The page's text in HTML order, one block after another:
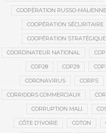
COOPÉRATION RUSSO-MALIENNE
COOPÉRATION SÉCURITAIRE
COOPÉRATION STRATÉGIQUE
COORDINATEUR NATIONAL
COP28 COP29
CORONAVIRUS CORPS
CORRIDORS COMMERCIAUX
CORRUPTION MALI
CÔTE D'IVOIRE COTON